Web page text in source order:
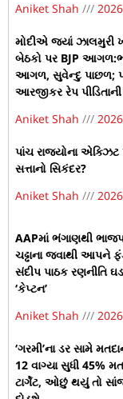
Aniket Shah
મોદીએ જ્યાં ઝાલમુરી
બેઠકો પર BJP
આગળ, સુવેન્દુ પાછળ;
આરજીકર રેપ પીડિતાની
Aniket Shah
પાંચ રાજ્યોના
સત્તાનો સિકંદર?
Aniket Shah
AAPમાં ભંગાણથી
ચઢ્ઢાના જવાથી આપને
સંદીપ પાઠક રણનીતિ
‘કેપ્ટન’
Aniket Shah
‘ગરમી’ના ડર સામે
12 વાગ્યા સુધી 45%
ટાર્ગેટ, ઓછું થયું તો